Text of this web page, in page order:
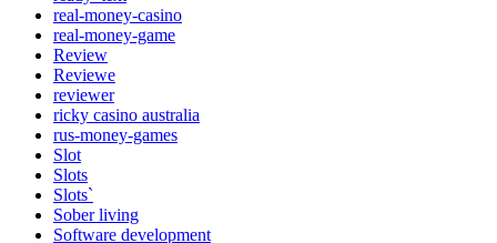
real-money-casino
real-money-game
Review
Reviewe
reviewer
ricky casino australia
rus-money-games
Slot
Slots
Slots`
Sober living
Software development